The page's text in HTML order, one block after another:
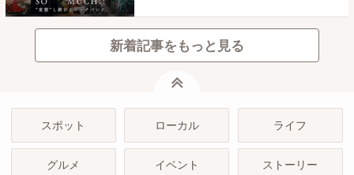
新着記事をもっと見る
スポット ローカル ライフ
グルメ イベント ストーリー